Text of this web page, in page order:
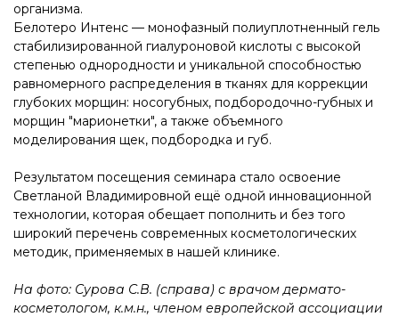
организма.
Белотеро Интенс — монофазный полиуплотненный гель
стабилизированной гиалуроновой кислоты с высокой
степенью однородности и уникальной способностью
равномерного распределения в тканях для коррекции
глубоких морщин: носогубных, подбородочно-губных и
морщин "марионетки", а также объемного
моделирования щек, подбородка и губ.
Результатом посещения семинара стало освоение
Светланой Владимировной ещё одной инновационной
технологии, которая обещает пополнить и без того
широкий перечень современных косметологических
методик, применяемых в нашей клинике.
На фото: Сурова С.В. (справа) с врачом дермато-
косметологом, к.м.н., членом европейской ассоциации